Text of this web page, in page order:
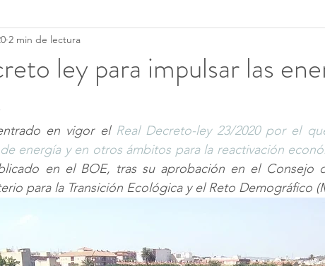
hogar
Patrimonio FUEGO reformas
ley para impulsar las
2 min de lectura
en vigor el Real Decreto-ley 23/2020 por el
energía y en otros ámbitos para la reactivación
en el BOE, tras su aprobación en el Consejo
para la Transición Ecológica y el Reto Demográfico